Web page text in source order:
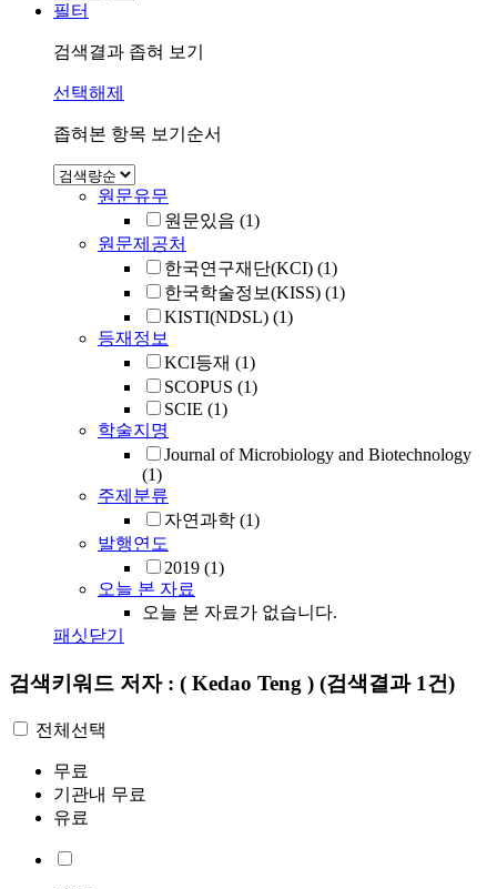
필터
검색결과 좁혀 보기
선택해제
좁혀본 항목 보기순서
원문유무
원문있음 (1)
원문제공처
한국연구재단(KCI) (1)
한국학술정보(KISS) (1)
KISTI(NDSL) (1)
등재정보
KCI등재 (1)
SCOPUS (1)
SCIE (1)
학술지명
Journal of Microbiology and Biotechnology
(1)
주제분류
자연과학 (1)
발행연도
2019 (1)
오늘 본 자료
오늘 본 자료가 없습니다.
패싯닫기
검색키워드 저자 : ( Kedao Teng ) (검색결과 1건)
전체선택
무료
기관내 무료
유료